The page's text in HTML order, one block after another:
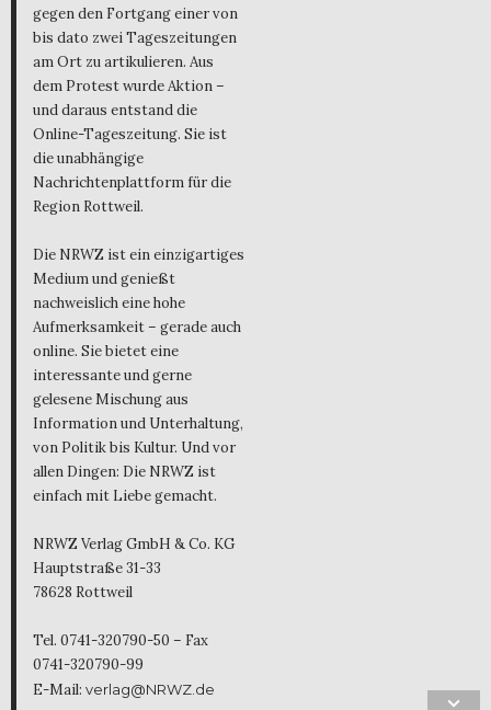
gegen den Fortgang einer von
bis dato zwei Tageszeitungen
am Ort zu artikulieren. Aus
dem Protest wurde Aktion –
und daraus entstand die
Online-Tageszeitung. Sie ist
die unabhängige
Nachrichtenplattform für die
Region Rottweil.
Die NRWZ ist ein einzigartiges
Medium und genießt
nachweislich eine hohe
Aufmerksamkeit – gerade auch
online. Sie bietet eine
interessante und gerne
gelesene Mischung aus
Information und Unterhaltung,
von Politik bis Kultur. Und vor
allen Dingen: Die NRWZ ist
einfach mit Liebe gemacht.
NRWZ Verlag GmbH & Co. KG
Hauptstraße 31-33
78628 Rottweil
Tel. 0741-320790-50 – Fax
0741-320790-99
E-Mail: verlag@NRWZ.de